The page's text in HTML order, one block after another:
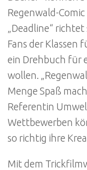
Regenwald-
„Deadline“
Fans der Klassen
ein Drehbuch für
wollen.
Menge Spaß
Referentin
Wettbewerben
so richtig ihre
Mit dem